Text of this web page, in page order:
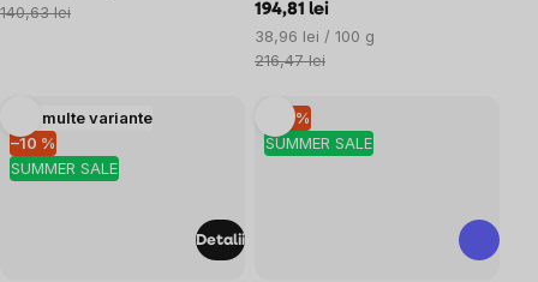
preţ:
140,63 lei
194,81 lei
Evaluare
preţ:
38,96 lei / 100 g
216,47 lei
SUMMER SALE
–10 %
Mai multe variante
Detalii
SUMMER SALE
–10 %